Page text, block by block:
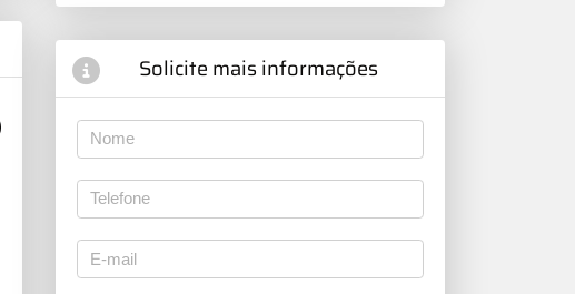
Solicite mais informações